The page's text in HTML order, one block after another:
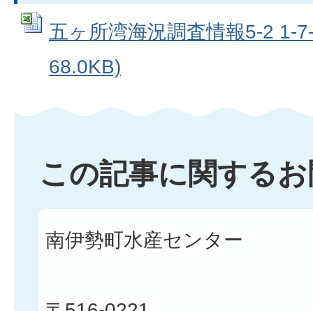
五ヶ所湾海況調査情報5-2 1-
68.0KB)
この記事に関する
南伊勢町水産センター